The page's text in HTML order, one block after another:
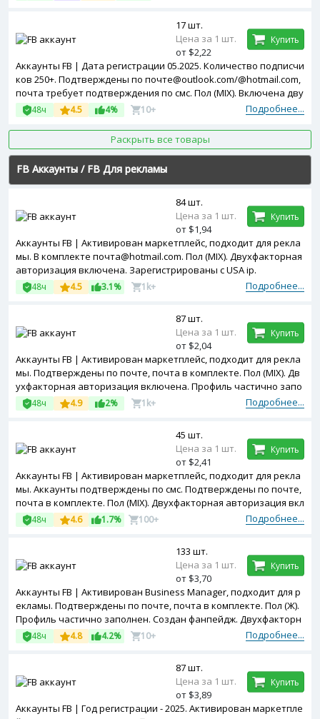
Аккаунты FB | Дата регистрации 05.2025. Количество подписчи
ков 250+. Подтверждены по почте@outlook.com/@hotmail.com,
почта требует подтверждения по смс. Пол (MIX). Включена дву
хфакторная верификация с помощью секретного кода (коды в
комплекте). Профиль частично заполнен. Зарегистрированы с
Bangladesh ip
Подробнее...
48ч 4.5 4% 10+
17 шт.
Цена за 1 шт.
от $2,22
Купить
Раскрыть все товары
FB Аккаунты / FB Для рекламы
Аккаунты FB | Активирован маркетплейс, подходит для рекла
мы. В комплекте почта@hotmail.com. Пол (MIX). Двухфакторная
авторизация включена. Зарегистрированы с USA ip.
Подробнее...
48ч 4.5 3.1% 1k+
84 шт.
Цена за 1 шт.
от $1,94
Купить
Аккаунты FB | Активирован маркетплейс, подходит для рекла
мы. Подтверждены по почте, почта в комплекте. Пол (MIX). Дв
ухфакторная авторизация включена. Профиль частично запо
лнен. Зарегистрированы с USA ip.
Подробнее...
48ч 4.9 2% 1k+
87 шт.
Цена за 1 шт.
от $2,04
Купить
Аккаунты FB | Активирован маркетплейс, подходит для рекла
мы. Аккаунты подтверждены по смс. Подтверждены по почте,
почта в комплекте. Пол (MIX). Двухфакторная авторизация вкл
ючена. Профиль частично заполнен. Зарегистрированы с USA
ip.
Подробнее...
48ч 4.6 1.7% 100+
45 шт.
Цена за 1 шт.
от $2,41
Купить
Аккаунты FB | Активирован Business Manager, подходит для р
екламы. Подтверждены по почте, почта в комплекте. Пол (Ж).
Профиль частично заполнен. Создан фанпейдж. Двухфакторн
ая авторизация включена. Token, cookies, useragent в компле
кте. Зарегистрированы с PL ip.
Подробнее...
48ч 4.8 4.2% 10+
133 шт.
Цена за 1 шт.
от $3,70
Купить
Аккаунты FB | Год регистрации - 2025. Активирован маркетпле
87 шт.
Цена за 1 шт.
от $3,89
Купить